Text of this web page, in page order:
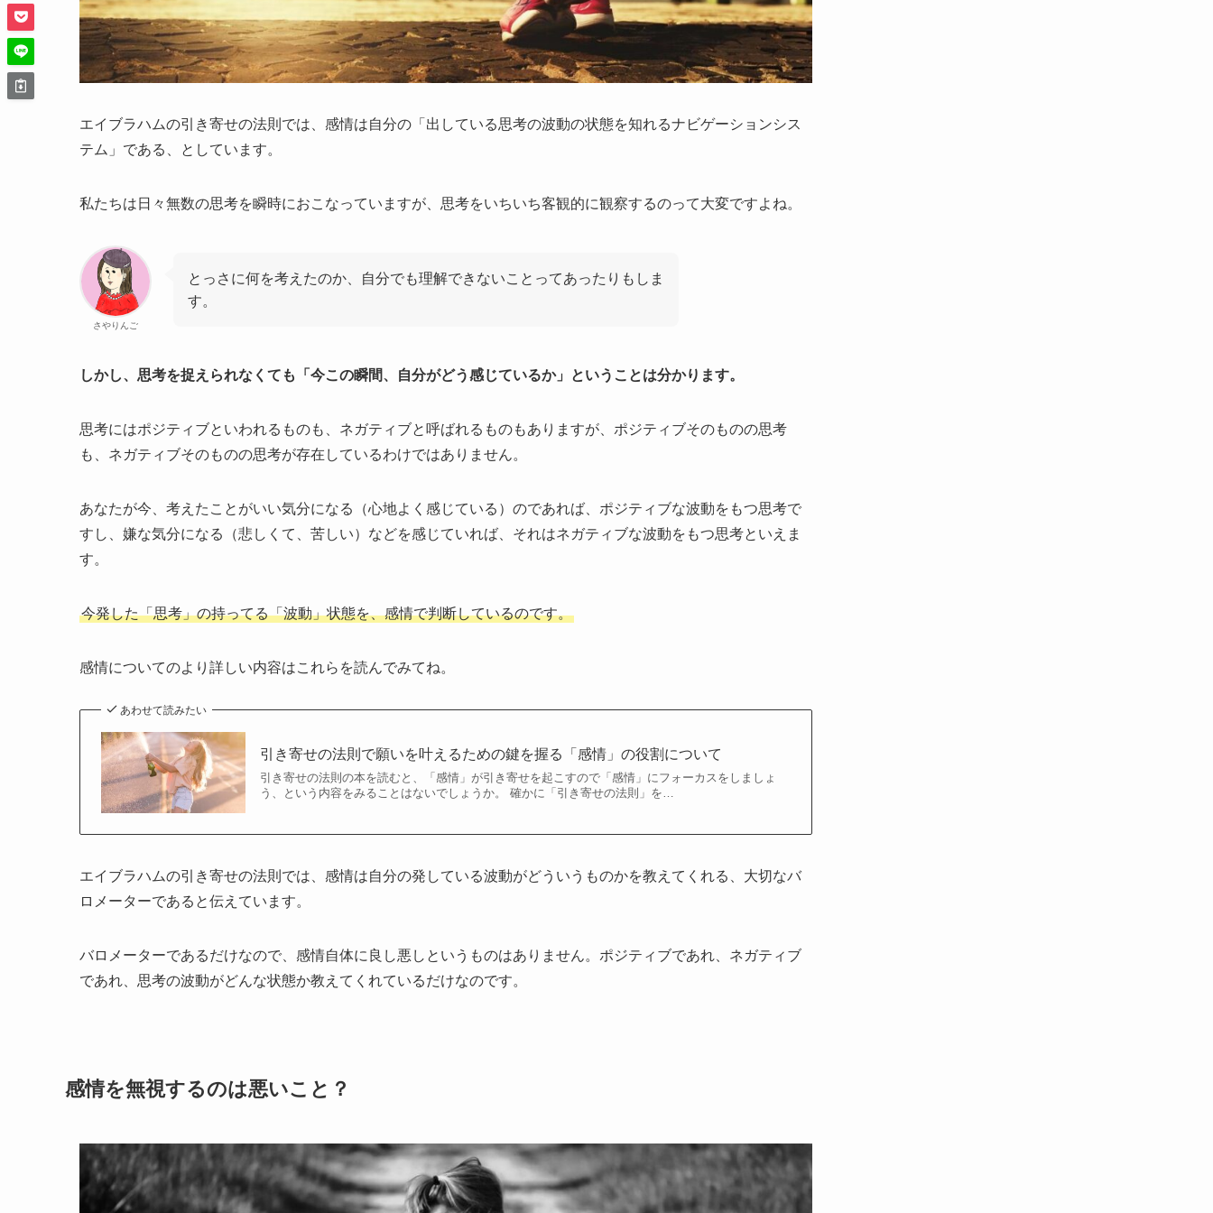
エイブラハムの引き寄せの法則では、感情は自分の「出している思考の波動の状態を知れるナビゲーションシス
テム」である、としています。
私たちは日々無数の思考を瞬時におこなっていますが、思考をいちいち客観的に観察するのって大変ですよね。
さやりんご
とっさに何を考えたのか、自分でも理解できないことってあったりもしま
す。
しかし、思考を捉えられなくても「今この瞬間、自分がどう感じているか」ということは分かります。
思考にはポジティブといわれるものも、ネガティブと呼ばれるものもありますが、ポジティブそのものの思考
も、ネガティブそのものの思考が存在しているわけではありません。
あなたが今、考えたことがいい気分になる（心地よく感じている）のであれば、ポジティブな波動をもつ思考で
すし、嫌な気分になる（悲しくて、苦しい）などを感じていれば、それはネガティブな波動をもつ思考といえま
す。
今発した「思考」の持ってる「波動」状態を、感情で判断しているのです。
感情についてのより詳しい内容はこれらを読んでみてね。
あわせて読みたい
引き寄せの法則で願いを叶えるための鍵を握る「感情」の役割について
引き寄せの法則の本を読むと、「感情」が引き寄せを起こすので「感情」にフォーカスをしましょ
う、という内容をみることはないでしょうか。 確かに「引き寄せの法則」を…
エイブラハムの引き寄せの法則では、感情は自分の発している波動がどういうものかを教えてくれる、大切なバ
ロメーターであると伝えています。
バロメーターであるだけなので、感情自体に良し悪しというものはありません。ポジティブであれ、ネガティブ
であれ、思考の波動がどんな状態か教えてくれているだけなのです。
感情を無視するのは悪いこと？